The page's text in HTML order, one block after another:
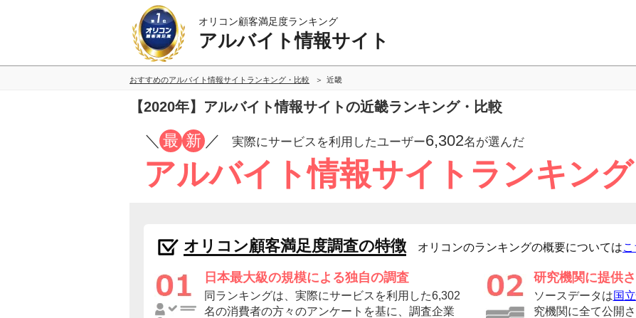
オリコン顧客満足度ランキング
アルバイト情報サイト
おすすめのアルバイト情報サイトランキング・比較 近畿
【2020年】アルバイト情報サイトの近畿ランキング・比較
／ 最 新 ／ 実際にサービスを利用したユーザー6,302名が選んだ
アルバイト情報サイトランキング
オリコン顧客満足度調査の特徴 オリコンのランキングの概要については
日本最大級の規模による独自の調査
同ランキングは、実際にサービスを利用した6,302
名の消費者の方々のアンケートを基に、調査企業
研究機関に提供
ソースデータは国
究機関に全て公開